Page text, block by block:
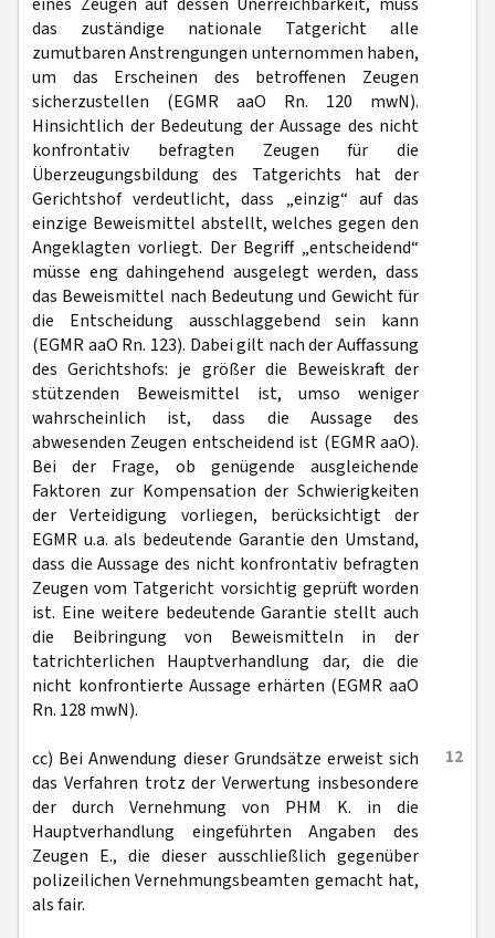
das zuständige nationale Tatgericht alle
zumutbaren Anstrengungen unternommen haben,
um das Erscheinen des betroffenen Zeugen
sicherzustellen (EGMR aaO Rn. 120 mwN).
Hinsichtlich der Bedeutung der Aussage des nicht
konfrontativ befragten Zeugen für die
Überzeugungsbildung des Tatgerichts hat der
Gerichtshof verdeutlicht, dass „einzig“ auf das
einzige Beweismittel abstellt, welches gegen den
Angeklagten vorliegt. Der Begriff „entscheidend“
müsse eng dahingehend ausgelegt werden, dass
das Beweismittel nach Bedeutung und Gewicht für
die Entscheidung ausschlaggebend sein kann
(EGMR aaO Rn. 123). Dabei gilt nach der Auffassung
des Gerichtshofs: je größer die Beweiskraft der
stützenden Beweismittel ist, umso weniger
wahrscheinlich ist, dass die Aussage des
abwesenden Zeugen entscheidend ist (EGMR aaO).
Bei der Frage, ob genügende ausgleichende
Faktoren zur Kompensation der Schwierigkeiten
der Verteidigung vorliegen, berücksichtigt der
EGMR u.a. als bedeutende Garantie den Umstand,
dass die Aussage des nicht konfrontativ befragten
Zeugen vom Tatgericht vorsichtig geprüft worden
ist. Eine weitere bedeutende Garantie stellt auch
die Beibringung von Beweismitteln in der
tatrichterlichen Hauptverhandlung dar, die die
nicht konfrontierte Aussage erhärten (EGMR aaO
Rn. 128 mwN).
12
cc) Bei Anwendung dieser Grundsätze erweist sich
das Verfahren trotz der Verwertung insbesondere
der durch Vernehmung von PHM K. in die
Hauptverhandlung eingeführten Angaben des
Zeugen E., die dieser ausschließlich gegenüber
polizeilichen Vernehmungsbeamten gemacht hat,
als fair.